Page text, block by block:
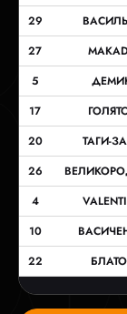
29
27
5
17
20
ТАГИ-
26
4
10
22